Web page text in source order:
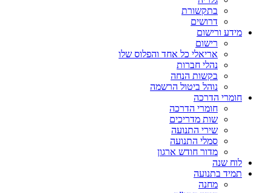
בתקשורת
דרושים
מידע ורישום
רישום
אריאלי כל אחד והפלוס שלו
נהלי חברות
בקשות הנחה
נוהל ביטול הרשמה
חומרי הדרכה
חומרי הדרכה
שות מדריכים
שירי התנועה
סמלי התנועה
מדור חודש ארגון
לוח שנה
תמיד בתנועה
מחנה